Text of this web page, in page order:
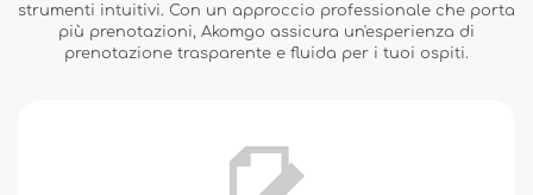
strumenti intuitivi. Con un approccio professionale che porta
più prenotazioni, Akomgo assicura un'esperienza di
prenotazione trasparente e fluida per i tuoi ospiti.